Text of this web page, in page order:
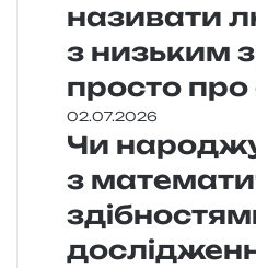
називати
з низьким
просто
02.07.2026
Чи
з